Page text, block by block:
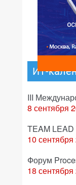
ИТ-
III
8 сентября
TEAM LEAD
10
Форум
18